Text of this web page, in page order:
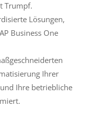
Trumpf.
Lösungen,
Business One
Ihrer
Ihre betriebliche